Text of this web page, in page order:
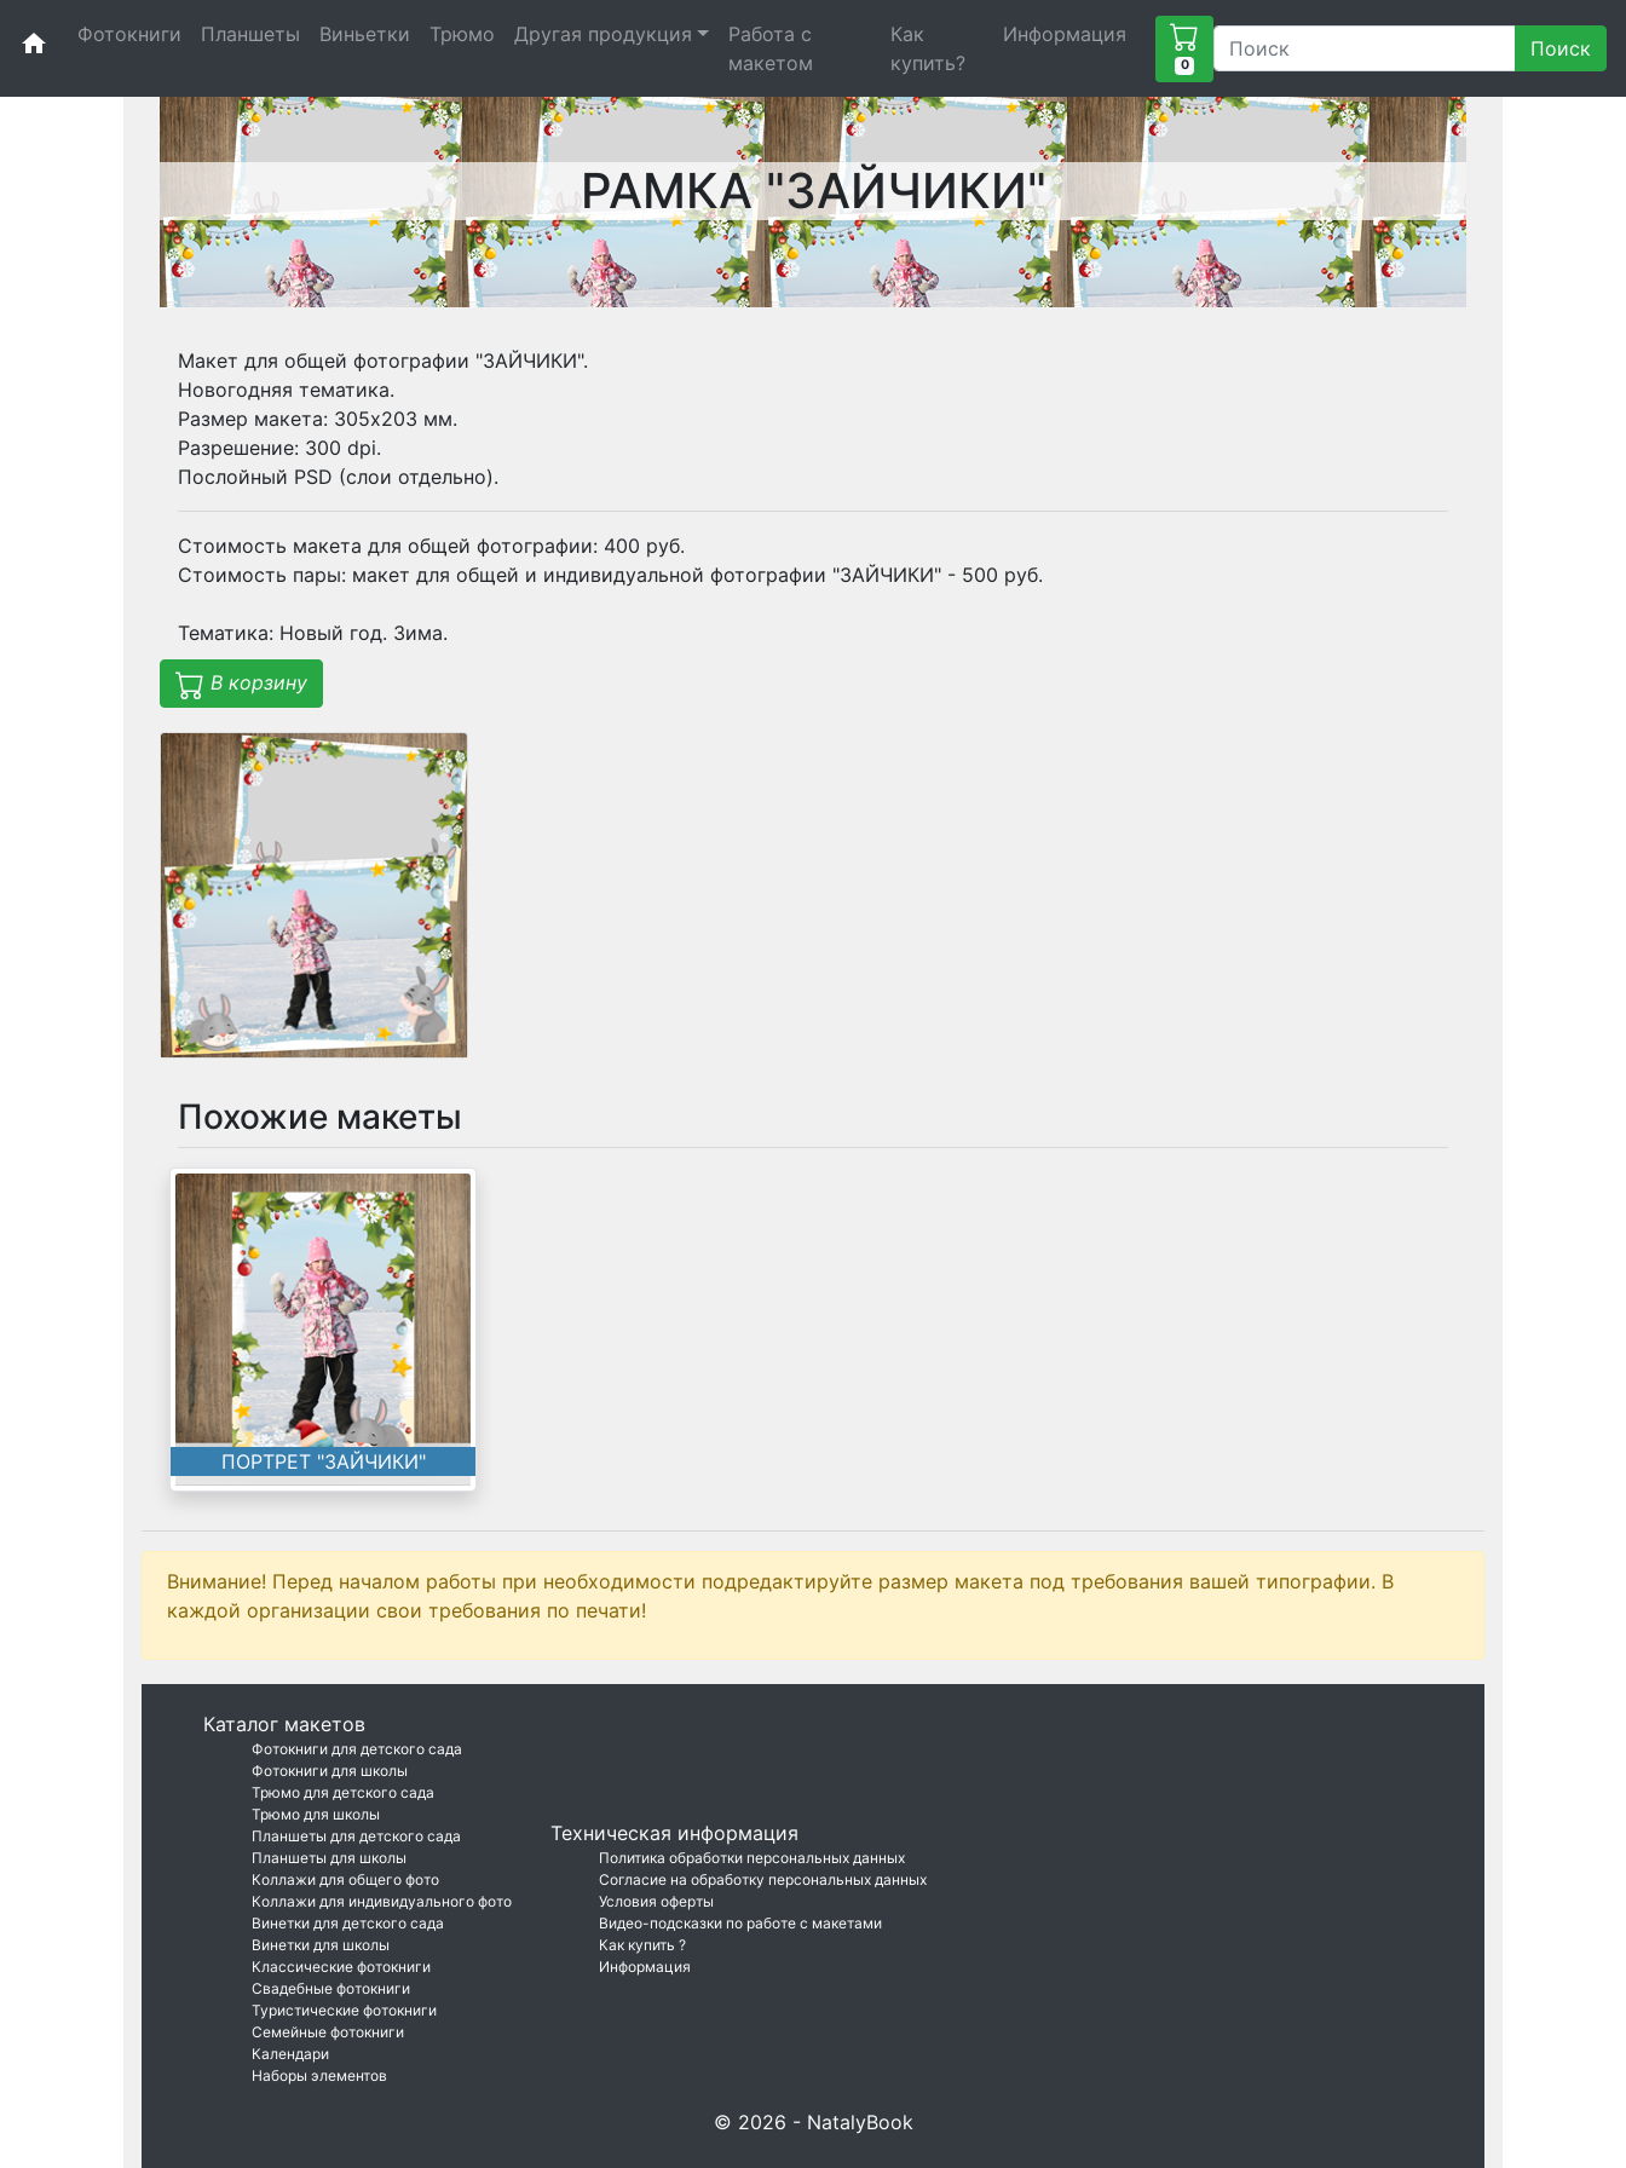
home Фотокниги Планшеты Виньетки Трюмо Другая продукция
Работа с
макетом
Как
купить?
Информация
0
Поиск
РАМКА "ЗАЙЧИКИ"
Макет для общей фотографии "ЗАЙЧИКИ".
Новогодняя тематика.
Размер макета: 305х203 мм.
Разрешение: 300 dpi.
Послойный PSD (слои отдельно).
Стоимость макета для общей фотографии: 400 руб.
Стоимость пары: макет для общей и индивидуальной фотографии "ЗАЙЧИКИ" - 500 руб.
Тематика: Новый год. Зима.
В корзину
Похожие макеты
ПОРТРЕТ "ЗАЙЧИКИ"
Внимание! Перед началом работы при необходимости подредактируйте размер макета под требования вашей типографии. В
каждой организации свои требования по печати!
Каталог макетов
Фотокниги для детского сада
Фотокниги для школы
Трюмо для детского сада
Трюмо для школы
Планшеты для детского сада
Планшеты для школы
Коллажи для общего фото
Коллажи для индивидуального фото
Винетки для детского сада
Винетки для школы
Классические фотокниги
Свадебные фотокниги
Туристические фотокниги
Семейные фотокниги
Календари
Наборы элементов
Техническая информация
Политика обработки персональных данных
Согласие на обработку персональных данных
Условия оферты
Видео-подсказки по работе с макетами
Как купить ?
Информация
© 2026 - NatalyBook